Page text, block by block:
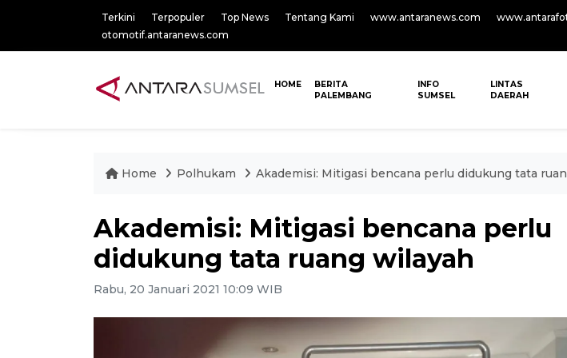
Terkini Terpopuler Top News Tentang Kami www.antaranews.com
otomotif.antaranews.com
HOME
BERITA
PALEMBANG
INFO
SUMSEL
LINTAS
DAERAH
Home Polhukam Akademisi: Mitigasi bencana perlu didukung tata
Akademisi: Mitigasi bencana perlu
didukung tata ruang wilayah
Rabu, 20 Januari 2021 10:09 WIB